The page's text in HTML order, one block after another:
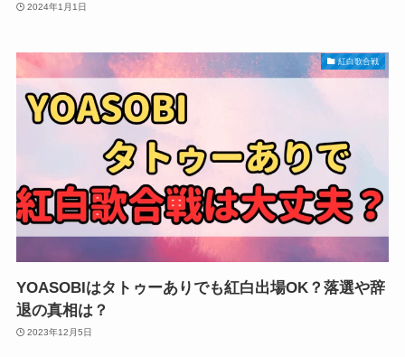
2024年1月1日
紅白歌合戦
YOASOBIはタトゥーありでも紅白出場OK？落選や辞
退の真相は？
2023年12月5日